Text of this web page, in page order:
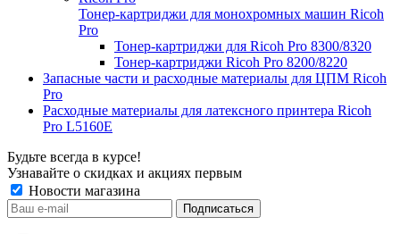
Тонер-картриджи для монохромных машин Ricoh
Pro
Тонер-картриджи для Ricoh Pro 8300/8320
Тонер-картриджи Ricoh Pro 8200/8220
Запасные части и расходные материалы для ЦПМ Ricoh
Pro
Расходные материалы для латексного принтера Ricoh
Pro L5160E
Будьте всегда в курсе!
Узнавайте о скидках и акциях первым
Новости магазина